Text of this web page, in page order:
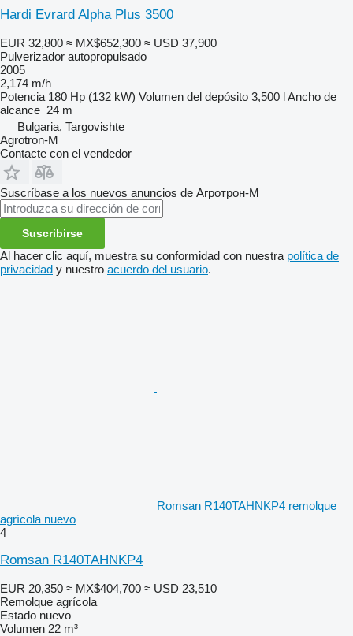
Hardi Evrard Alpha Plus 3500
EUR 32,800 ≈ MX$652,300 ≈ USD 37,900
Pulverizador autopropulsado
2005
2,174 m/h
Potencia 180 Hp (132 kW) Volumen del depósito 3,500 lAncho de
alcance 24 m
Bulgaria, Targovishte
Agrotron-M
Contacte con el vendedor
Suscríbase a los nuevos anuncios de Агротрон-М
Suscribirse
Al hacer clic aquí, muestra su conformidad con nuestra política de
privacidad y nuestro acuerdo del usuario.
Romsan R140TAHNKP4 remolque
agrícola nuevo
4
Romsan R140TAHNKP4
EUR 20,350 ≈ MX$404,700 ≈ USD 23,510
Remolque agrícola
Estado nuevo
Volumen 22 m³